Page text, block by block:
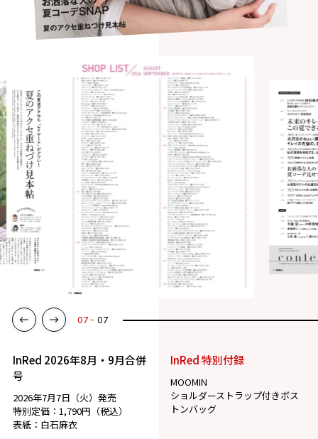
07 07
InRed 2026年8月・9月合併
号
2026年7月7日（火）発売
特別定価：1,790円（税込）
表紙：白石麻衣
InRed 特別付録
MOOMIN
ショルダーストラップ付きボス
トンバッグ